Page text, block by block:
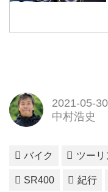
2021-05-30
中村浩史
バイク ツーリ
SR400 紀行